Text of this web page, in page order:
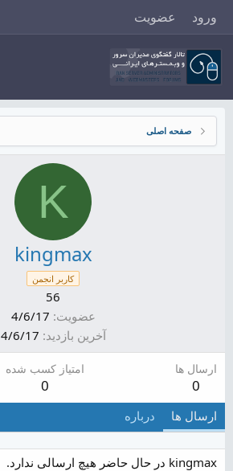
ورود عضویت
صفحه اصلی
K
kingmax
کاربر انجمن
56
عضویت 4/6/17
آخرین بازدید 4/6/17
ارسال ها
0
امتیاز کسب شده
0
ارسال ها درباره
kingmax در حال حاضر هیچ ارسالی ندارد.